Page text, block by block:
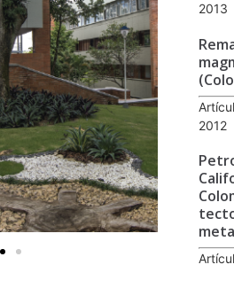
2013
2012